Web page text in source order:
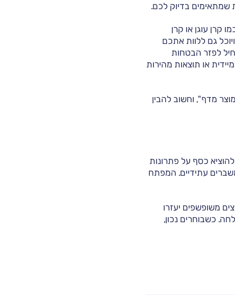
שמתאימים בדיוק לכם.
קרן עוגן או קרן
גם ללוות אתכם
לפזר הבטחות
או תוצאות מהירות
מדף", וחשוב להבין
כסף על פתרונות
עתידיים. המפתח
משופשפים יעזרו
כשבוחרים נכון,